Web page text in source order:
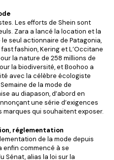
Les efforts de Shein sont
Zara a lancé la location et la
seul actionnaire de Patagonia,
fashion, Kering et L’Occitane
la nature de 258 millions de
la biodiversité, et Boohoo a
avec la célèbre écologiste
de la mode de
au diapason, d’abord en
une série d’exigences
qui souhaitent exposer.
réglementation
de la mode depuis
enfin commencé à se
Sénat, alias la loi sur la